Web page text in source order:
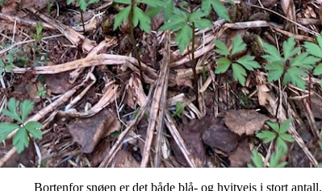
Bortenfor snøen er det både blå- og hvitveis i stort antall.